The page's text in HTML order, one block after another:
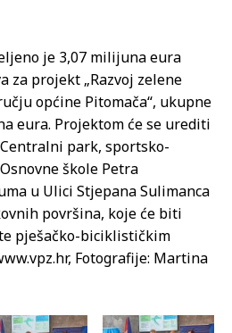
je 3,07 milijuna eura
za projekt „Razvoj zelene
općine Pitomača“, ukupne
eura. Projektom će se urediti
park, sportsko-
škole Petra
u Ulici Stjepana Sulimanca
površina, koje će biti
pješačko-biciklističkim
Fotografije: Martina